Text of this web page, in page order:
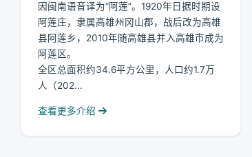
因闽南语音译为“阿莲”。1920年日据时期设
阿莲庄，隶属高雄州冈山郡，战后改为高雄
县阿莲乡，2010年随高雄县并入高雄市成为
阿莲区。
全区总面积约34.6平方公里，人口约1.7万
人（202...
查看更多介绍